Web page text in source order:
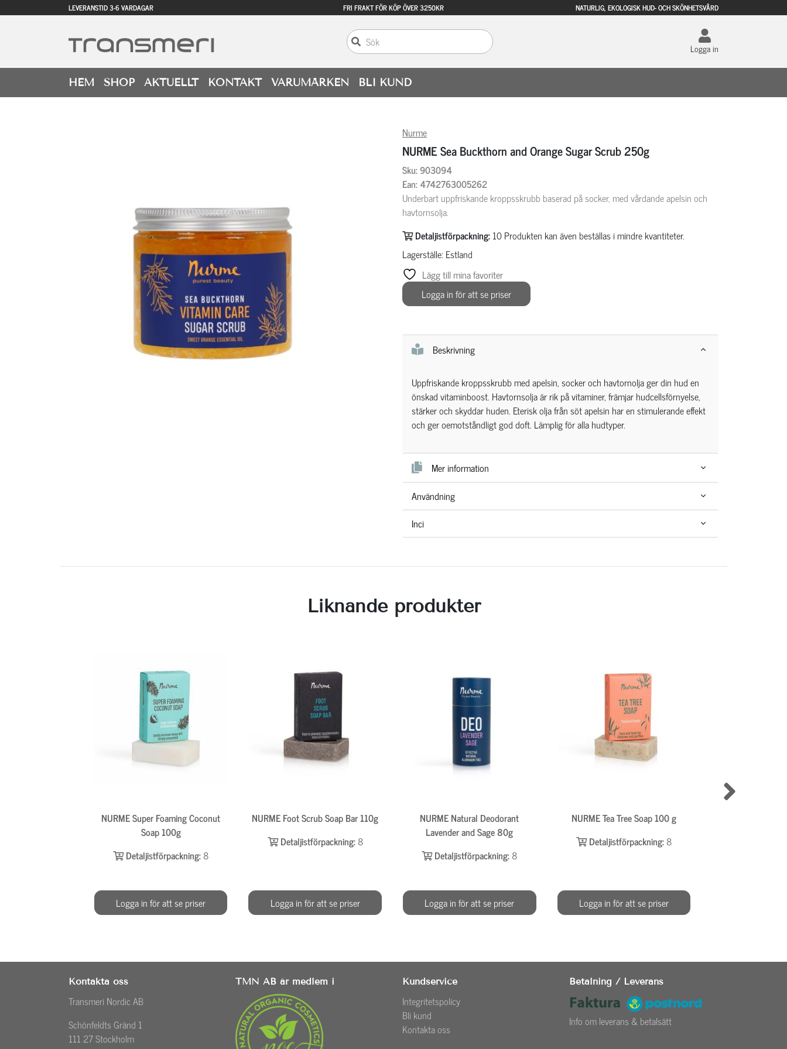
LEVERANSTID 3-6 VARDAGAR FRI FRAKT FÖR KÖP ÖVER 3250KR NATURLIG, EKOLOGISK HUD- OCH SKÖNHETSVÅRD
Logga in
HEM SHOP AKTUELLT KONTAKT VARUMÄRKEN BLI KUND
Nurme
NURME Sea Buckthorn and Orange Sugar Scrub 250g
Sku: 903094
Ean: 4742763005262
Underbart uppfriskande kroppsskrubb baserad på socker, med vårdande apelsin och
havtornsolja.
Detaljistförpackning:10Produkten kan även beställas i mindre kvantiteter.
Lagerställe: Estland
Lägg till mina favoriter
Logga in för att se priser
Beskrivning
Uppfriskande kroppsskrubb med apelsin, socker och havtornolja ger din hud en
önskad vitaminboost. Havtornsolja är rik på vitaminer, främjar hudcellsförnyelse,
stärker och skyddar huden. Eterisk olja från söt apelsin har en stimulerande effekt
och ger oemotståndligt god doft. Lämplig för alla hudtyper.
Mer information
Användning
Inci
Liknande produkter
NURME Super Foaming Coconut
Soap 100g
Detaljistförpackning:8
Logga in för att se priser
NURME Foot Scrub Soap Bar 110g
Detaljistförpackning:8
Logga in för att se priser
NURME Natural Deodorant
Lavender and Sage 80g
Detaljistförpackning:8
Logga in för att se priser
NURME Tea Tree Soap 100 g
Detaljistförpackning:8
Logga in för att se priser
Kontakta oss
Transmeri Nordic AB
Schönfeldts Gränd 1
111 27 Stockholm
TMN AB är medlem i Kundservice
Integritetspolicy
Bli kund
Kontakta oss
Betalning / Leverans
Info om leverans & betalsätt